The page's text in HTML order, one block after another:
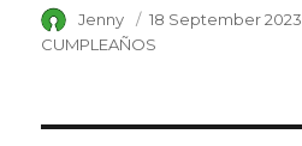
Author
Jenny
Posted
on
18 September 2023
CUMPLEAÑOS